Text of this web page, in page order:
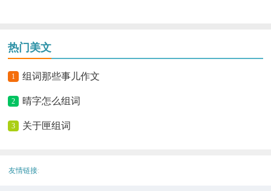
热门美文
1 组词那些事儿作文
2 晴字怎么组词
3 关于匣组词
友情链接: